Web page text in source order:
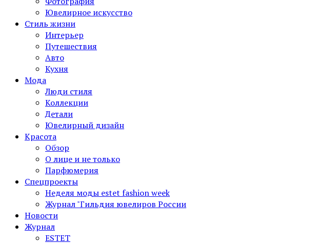
Ювелирное искусство
Стиль жизни
Интерьер
Путешествия
Авто
Кухня
Мода
Люди стиля
Коллекции
Детали
Ювелирный дизайн
Красота
Обзор
О лице и не только
Парфюмерия
Спецпроекты
Неделя моды estet fashion week
Журнал "Гильдия ювелиров России
Новости
Журнал
ESTET